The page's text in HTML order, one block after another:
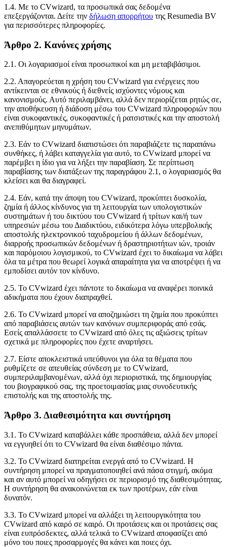
1.4. Με το CVwizard, τα προσωπικά σας δεδομένα
επεξεργάζονται. Δείτε την δήλωση απορρήτου της Resumedia BV
για περισσότερες πληροφορίες.
Άρθρο 2. Κανόνες χρήσης
2.1. Οι λογαριασμοί είναι προσωπικοί και μη μεταβιβάσιμοι.
2.2. Απαγορεύεται η χρήση του CVwizard για ενέργειες που
αντίκεινται σε εθνικούς ή διεθνείς ισχύοντες νόμους και
κανονισμούς. Αυτό περιλαμβάνει, αλλά δεν περιορίζεται ρητώς σε,
την αποθήκευση ή διάδοση μέσω του CVwizard πληροφοριών που
είναι συκοφαντικές, συκοφαντικές ή ρατσιστικές και την αποστολή
ανεπιθύμητων μηνυμάτων.
2.3. Εάν το CVwizard διαπιστώσει ότι παραβιάζετε τις παραπάνω
συνθήκες, ή λάβει καταγγελία για αυτό, το CVwizard μπορεί να
παρέμβει η ίδιο για να λήξει την παραβίαση. Σε περίπτωση
παραβίασης των διατάξεων της παραγράφου 2.1, ο λογαριασμός θα
κλείσει και θα διαγραφεί.
2.4. Εάν, κατά την άποψη του CVwizard, προκύπτει δυσκολία,
ζημία ή άλλος κίνδυνος για τη λειτουργία των υπολογιστικών
συστημάτων ή του δικτύου του CVwizard ή τρίτων και/ή των
υπηρεσιών μέσω του Διαδικτύου, ειδικότερα λόγω υπερβολικής
αποστολής ηλεκτρονικού ταχυδρομείου ή άλλων δεδομένων,
διαρροής προσωπικών δεδομένων ή δραστηριοτήτων ιών, τροιάν
και παρόμοιου λογισμικού, το CVwizard έχει το δικαίωμα να λάβει
όλα τα μέτρα που θεωρεί λογικά απαραίτητα για να αποτρέψει ή να
εμποδίσει αυτόν τον κίνδυνο.
2.5. Το CVwizard έχει πάντοτε το δικαίωμα να αναφέρει ποινικά
αδικήματα που έχουν διαπραχθεί.
2.6. Το CVwizard μπορεί να αποζημιώσει τη ζημία που προκύπτει
από παραβιάσεις αυτών των κανόνων συμπεριφοράς από εσάς.
Εσείς απαλλάσσετε το CVwizard από όλες τις αξιώσεις τρίτων
σχετικά με πληροφορίες που έχετε αναρτήσει.
2.7. Είστε αποκλειστικά υπεύθυνοι για όλα τα θέματα που
ρυθμίζετε σε απευθείας σύνδεση με το CVwizard,
συμπεριλαμβανομένων, αλλά όχι περιοριστικά, της δημιουργίας
του βιογραφικού σας, της προετοιμασίας μιας συνοδευτικής
επιστολής και της αποστολής της.
Άρθρο 3. Διαθεσιμότητα και συντήρηση
3.1. Το CVwizard καταβάλλει κάθε προσπάθεια, αλλά δεν μπορεί
να εγγυηθεί ότι το CVwizard θα είναι διαθέσιμο πάντα.
3.2. Το CVwizard διατηρείται ενεργά από το CVwizard. Η
συντήρηση μπορεί να πραγματοποιηθεί ανά πάσα στιγμή, ακόμα
και αν αυτό μπορεί να οδηγήσει σε περιορισμό της διαθεσιμότητας.
Η συντήρηση θα ανακοινώνεται εκ των προτέρων, εάν είναι
δυνατόν.
3.3. Το CVwizard μπορεί να αλλάξει τη λειτουργικότητα του
CVwizard από καιρό σε καιρό. Οι προτάσεις και οι προτάσεις σας
είναι ευπρόσδεκτες, αλλά τελικά το CVwizard αποφασίζει από
μόνο του ποιες προσαρμογές θα κάνει και ποιες όχι.